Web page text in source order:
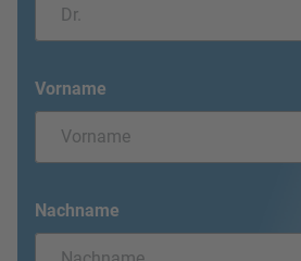
Vorname
Nachname